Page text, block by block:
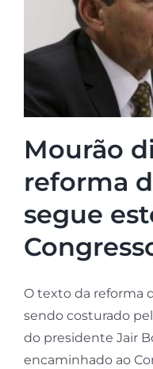
Mourão
reforma
segue
O texto da reforma
sendo costurado
do presidente Jair
encaminhado ao